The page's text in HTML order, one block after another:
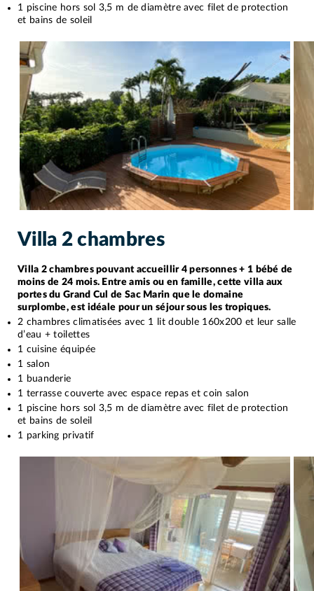
1 piscine hors sol 3,5 m de diamètre avec filet de protection
et bains de soleil
Villa 2 chambres
Villa 2 chambres pouvant accueillir 4 personnes + 1 bébé de
moins de 24 mois. Entre amis ou en famille, cette villa aux
portes du Grand Cul de Sac Marin que le domaine
surplombe, est idéale pour un séjour sous les tropiques.
2 chambres climatisées avec 1 lit double 160x200 et leur salle
d’eau + toilettes
1 cuisine équipée
1 salon
1 buanderie
1 terrasse couverte avec espace repas et coin salon
1 piscine hors sol 3,5 m de diamètre avec filet de protection
et bains de soleil
1 parking privatif